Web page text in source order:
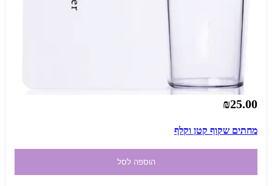
₪25.00
מחתים שקוף קטן וקלף
הוספה לסל